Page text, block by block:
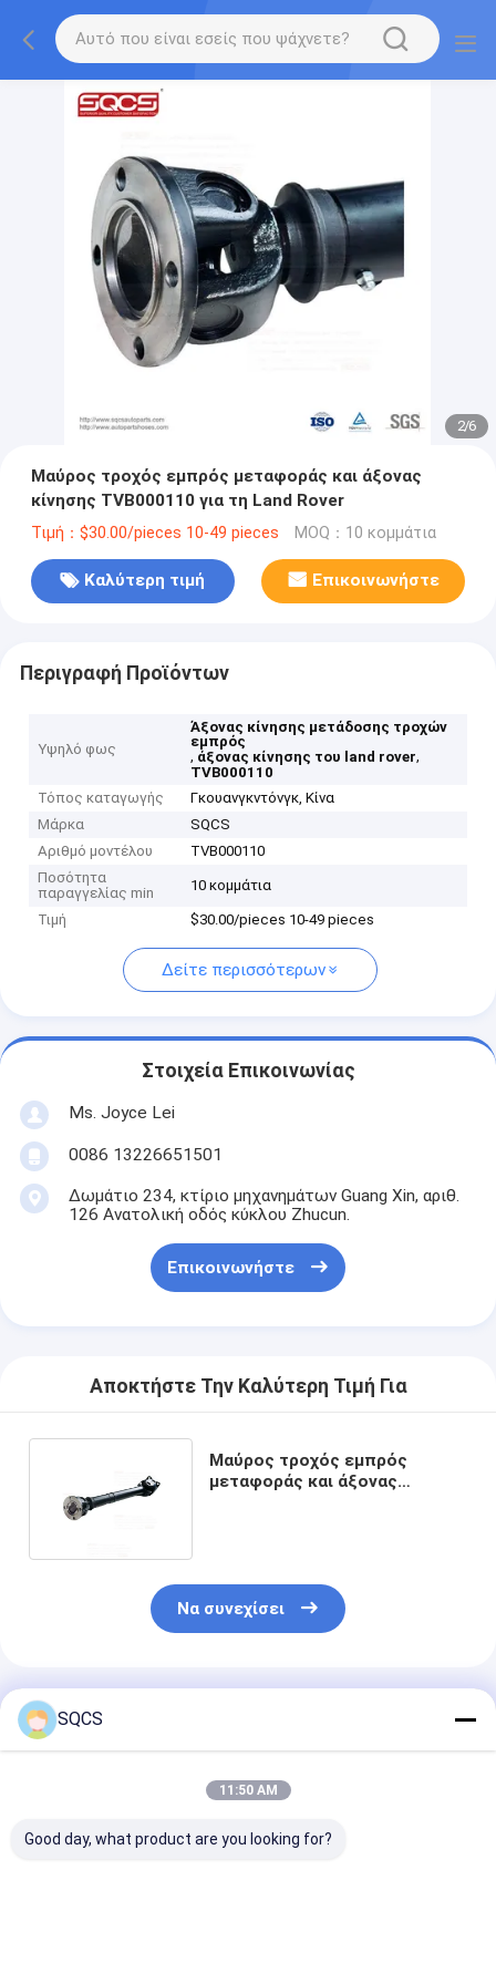
2/6
Μαύρος τροχός εμπρός μεταφοράς και άξονας
κίνησης TVB000110 για τη Land Rover
Τιμή：$30.00/pieces 10-49 pieces MOQ：10 κομμάτια
Καλύτερη τιμή Επικοινωνήστε
Περιγραφή Προϊόντων
Υψηλό φως
Άξονας κίνησης μετάδοσης τροχών
εμπρός
, άξονας κίνησης του land rover,
TVB000110
Τόπος καταγωγής
Γκουανγκντόνγκ, Κίνα
Μάρκα
SQCS
Αριθμό μοντέλου
TVB000110
Ποσότητα
παραγγελίας min
10 κομμάτια
Τιμή $30.00/pieces 10-49 pieces
Δείτε περισσότερων
Στοιχεία Επικοινωνίας
Ms. Joyce Lei
0086 13226651501
Δωμάτιο 234, κτίριο μηχανημάτων Guang Xin, αριθ.
126 Ανατολική οδός κύκλου Zhucun.
Επικοινωνήστε
Αποκτήστε Την Καλύτερη Τιμή Για
Μαύρος τροχός εμπρός
μεταφοράς και άξονας
Να συνεχίσει
Συνιστώμενα Προϊόντα
SQCS
11:50 AM
Good day, what product are you looking for?